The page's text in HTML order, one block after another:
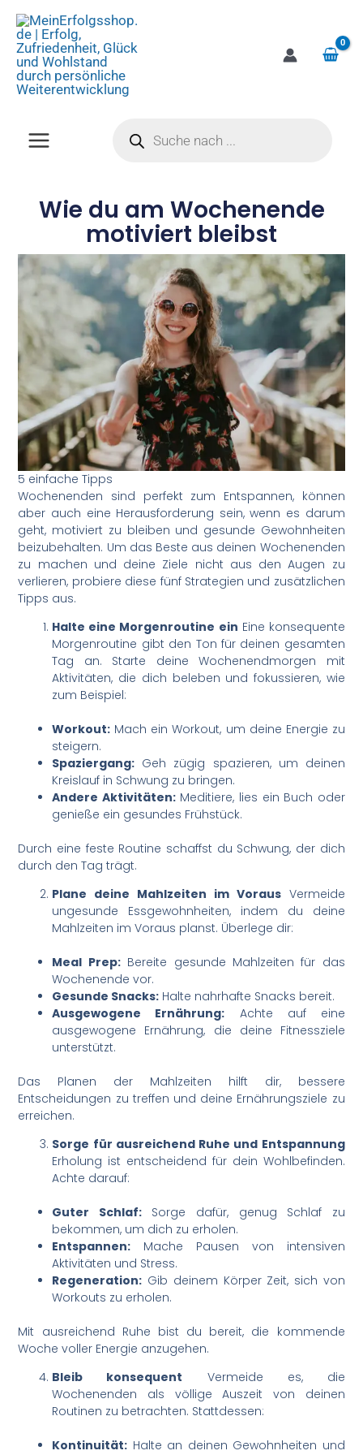
Zum
Inhalt
springen
search
Wie du am Wochenende
motiviert bleibst
5 einfache Tipps
Wochenenden sind perfekt zum Entspannen, können
aber auch eine Herausforderung sein, wenn es darum
geht, motiviert zu bleiben und gesunde Gewohnheiten
beizubehalten. Um das Beste aus deinen Wochenenden
zu machen und deine Ziele nicht aus den Augen zu
verlieren, probiere diese fünf Strategien und zusätzlichen
Tipps aus.
Halte eine Morgenroutine ein Eine konsequente
Morgenroutine gibt den Ton für deinen gesamten
Tag an. Starte deine Wochenendmorgen mit
Aktivitäten, die dich beleben und fokussieren, wie
zum Beispiel:
Workout: Mach ein Workout, um deine Energie zu
steigern.
Spaziergang: Geh zügig spazieren, um deinen
Kreislauf in Schwung zu bringen.
Andere Aktivitäten:Meditiere, lies ein Buch oder
genieße ein gesundes Frühstück.
Durch eine feste Routine schaffst du Schwung, der dich
durch den Tag trägt.
Plane deine Mahlzeiten im VorausVermeide
ungesunde Essgewohnheiten, indem du deine
Mahlzeiten im Voraus planst. Überlege dir:
Meal Prep:Bereite gesunde Mahlzeiten für das
Wochenende vor.
Gesunde Snacks: Halte nahrhafte Snacks bereit.
Ausgewogene Ernährung: Achte auf eine
ausgewogene Ernährung, die deine Fitnessziele
unterstützt.
Das Planen der Mahlzeiten hilft dir, bessere
Entscheidungen zu treffen und deine Ernährungsziele zu
erreichen.
Sorge für ausreichend Ruhe und Entspannung
Erholung ist entscheidend für dein Wohlbefinden.
Achte darauf:
Guter Schlaf:Sorge dafür, genug Schlaf zu
bekommen, um dich zu erholen.
Entspannen: Mache Pausen von intensiven
Aktivitäten und Stress.
Regeneration: Gib deinem Körper Zeit, sich von
Workouts zu erholen.
Mit ausreichend Ruhe bist du bereit, die kommende
Woche voller Energie anzugehen.
Bleib konsequent Vermeide es, die
Wochenenden als völlige Auszeit von deinen
Routinen zu betrachten. Stattdessen:
Kontinuität: Halte an deinen Gewohnheiten und